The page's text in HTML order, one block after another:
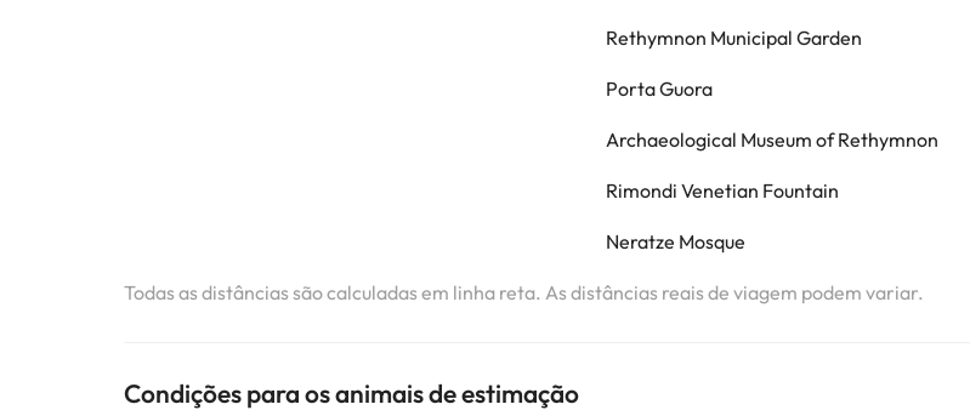
Rethymnon Municipal Garden
Porta Guora
Archaeological Museum of Rethymnon
Rimondi Venetian Fountain
Neratze Mosque
Todas as distâncias são calculadas em linha reta. As distâncias reais de viagem podem variar.
Condições para os animais de estimação